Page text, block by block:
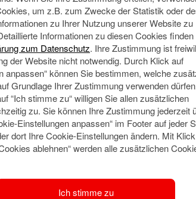
Kunden
Unternehmer: Was schenken wir
und erfahren Sie, was Sie rund um das
um z.B. zum Zwecke der Statistik oder
zu Ihrer Nutzung unserer Website zu
Informationen zu diesen Cookies finden
zum Datenschutz. Ihre Zustimmung ist
der Website nicht notwendig. Durch Klick auf
anpassen“ können Sie bestimmen, welche
Grundlage Ihrer Zustimmung verwenden
“Ich stimme zu“ willigen Sie allen zusätzlichen
zu. Sie können Ihre Zustimmung jederzeit
Einstellungen anpassen“ im Footer auf jeder
dort Ihre Cookie-Einstellungen ändern. Mit
ablehnen“ werden alle zusätzlichen
Ich stimme zu